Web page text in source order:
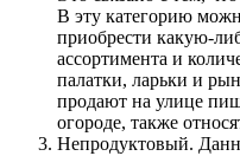
В эту категорию
приобрести какую-
ассортимента и
палатки, ларьки и
продают на улице
огороде, также
Непродуктовый.